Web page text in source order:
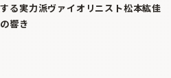
る実力派ヴァイオリニスト松本紘佳
響き